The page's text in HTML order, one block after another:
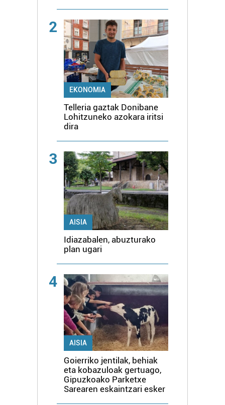
2
EKONOMIA
Telleria gaztak Donibane
Lohitzuneko azokara iritsi
dira
3
AISIA
Idiazabalen, abuzturako
plan ugari
4
AISIA
Goierriko jentilak, behiak
eta kobazuloak gertuago,
Gipuzkoako Parketxe
Sarearen eskaintzari esker